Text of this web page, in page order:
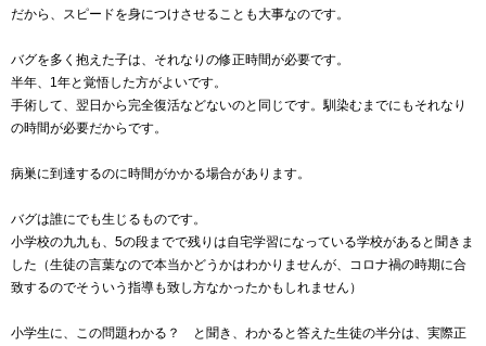
だから、スピードを身につけさせることも大事なのです。
バグを多く抱えた子は、それなりの修正時間が必要です。
半年、1年と覚悟した方がよいです。
手術して、翌日から完全復活などないのと同じです。馴染むまでにもそれなり
の時間が必要だからです。
病巣に到達するのに時間がかかる場合があります。
バグは誰にでも生じるものです。
小学校の九九も、5の段までで残りは自宅学習になっている学校があると聞きま
した（生徒の言葉なので本当かどうかはわかりませんが、コロナ禍の時期に合
致するのでそういう指導も致し方なかったかもしれません）
小学生に、この問題わかる？ と聞き、わかると答えた生徒の半分は、実際正